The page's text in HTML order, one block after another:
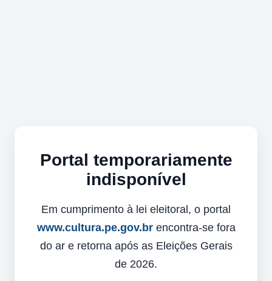
Portal temporariamente
indisponível
Em cumprimento à lei eleitoral, o portal
www.cultura.pe.gov.brencontra-se fora
do ar e retorna após as Eleições Gerais
de 2026.